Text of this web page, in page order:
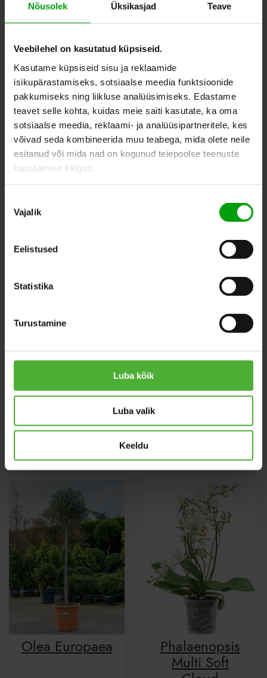
Nõusolek Üksikasjad Teave
Veebilehel on kasutatud küpsiseid.
Kasutame küpsiseid sisu ja reklaamide
isikupärastamiseks, sotsiaalse meedia funktsioonide
pakkumiseks ning liikluse analüüsimiseks. Edastame
teavet selle kohta, kuidas meie saiti kasutate, ka oma
sotsiaalse meedia, reklaami- ja analüüsipartneritele, kes
võivad seda kombineerida muu teabega, mida olete neile
esitanud või mida nad on kogunud teiepoolse teenuste
kasutamise käigus.
valik
Vajalik
Eelistused
Statistika
Turustamine
Luba kõik
Luba valik
Keeldu
ШТ.
15,00–20,00EUR
ДОБАВИТЬ В СПИСОК
ЖЕЛАНИЙ
ПОХОЖИЕ ПРОДУКТЫ
Oerstediana
Tassmania
Olea Europaea
Phalaenopsis
Multi Soft